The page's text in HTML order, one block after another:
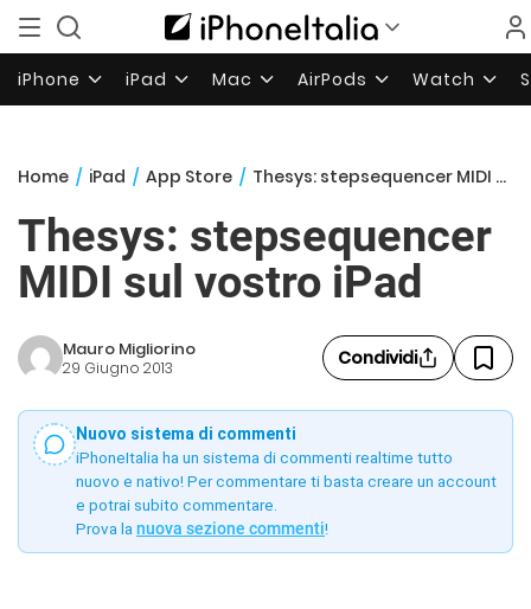
iPhone iPad Mac AirPods Watch
Home / iPad / App Store / Thesys: stepsequencer MIDI sul vostro iPad
Thesys: stepsequencer
MIDI sul vostro iPad
Mauro Migliorino
29 Giugno 2013 Condividi
Nuovo sistema di commenti
iPhoneItalia ha un sistema di commenti realtime tutto
nuovo e nativo! Per commentare ti basta creare un account
e potrai subito commentare.
Prova la nuova sezione commenti!